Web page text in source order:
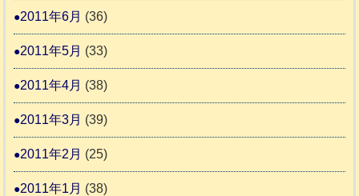
2011年6月 (36)
2011年5月 (33)
2011年4月 (38)
2011年3月 (39)
2011年2月 (25)
2011年1月 (38)